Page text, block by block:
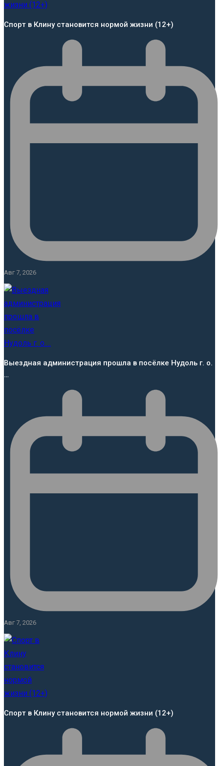
Спорт в Клину становится нормой жизни (12+)
Авг 7, 2026
Выездная администрация прошла в посёлке Нудоль г. о.
…
Авг 7, 2026
Спорт в Клину становится нормой жизни (12+)